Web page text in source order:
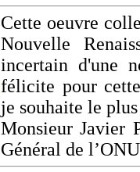
Cette oeuvre
Nouvelle
incertain d'une
félicite pour
je souhaite le
Monsieur Javier
Général de